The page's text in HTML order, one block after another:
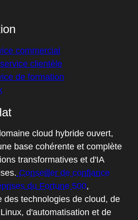
commercial
clientèle
de formation
cloud hybride ouvert,
base cohérente et complète
transformatives et d'IA
Conseiller de confiance
du Fortune 500,
des technologies de cloud, de
d'automatisation et de